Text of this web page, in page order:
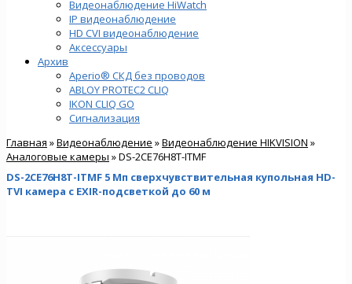
Видеонаблюдение HiWatch
IP видеонаблюдение
HD CVI видеонаблюдение
Аксессуары
Архив
Aperio® СКД без проводов
ABLOY PROTEC2 CLIQ
IKON CLIQ GO
Сигнализация
Главная »Видеонаблюдение »Видеонаблюдение HIKVISION »
Аналоговые камеры » DS-2CE76H8T-ITMF
DS-2CE76H8T-ITMF 5 Мп сверхчувствительная купольная HD-
TVI камера с EXIR-подсветкой до 60 м